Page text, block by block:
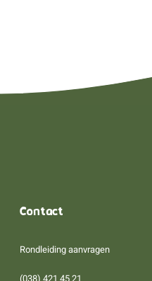
Contact
Rondleiding aanvragen
(038) 421 45 21